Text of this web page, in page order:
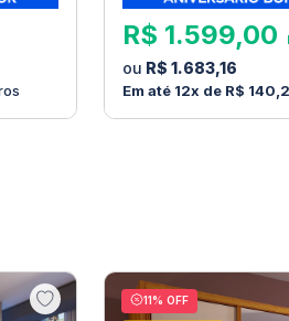
R$ 1.599,00
R$ 1.683,16
12 R$ 140
11% OFF